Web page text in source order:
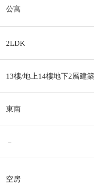
公寓
2LDK
13樓/地上14樓地下2層建築
東南
－
空房